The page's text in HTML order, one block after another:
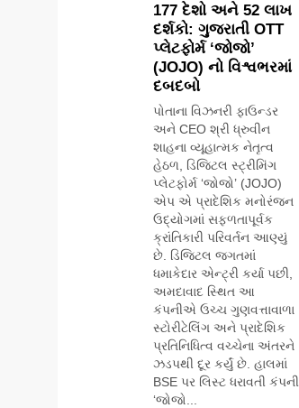
177 દેશો અને 52 લાખ
દર્શકો: ગુજરાતી OTT
પ્લેટફોર્મ ‘જોજો’
(JOJO) નો વિશ્વભરમાં
દબદબો
પોતાના વિઝનરી ફાઉન્ડર
અને CEO શ્રી ધ્રુવીન
શાહના વ્યૂહાત્મક નેતૃત્વ
હેઠળ, ડિજિટલ સ્ટ્રીમિંગ
પ્લેટફોર્મ ‘જોજો’ (JOJO)
એપ એ પ્રાદેશિક મનોરંજન
ઉદ્યોગમાં સફળતાપૂર્વક
ક્રાંતિકારી પરિવર્તન આણ્યું
છે. ડિજિટલ જગતમાં
ધમાકેદાર એન્ટ્રી કર્યા પછી,
અમદાવાદ સ્થિત આ
કંપનીએ ઉચ્ચ ગુણવત્તાવાળા
સ્ટોરીટેલિંગ અને પ્રાદેશિક
પ્રતિનિધિત્વ વચ્ચેના અંતરને
ઝડપથી દૂર કર્યું છે. હાલમાં
BSE પર લિસ્ટ ધરાવતી કંપની
‘જોજો...
ગ્લોબલ એક્સેલન્સ
ફોરમ દ્વારા નેશનલ
લીડરશિપ કોન્કલેવ
તથા ભારત સમ્માન
૨૦૨૬નો ભવ્ય અને
પ્રતિષ્ઠિત કાર્યક્રમ
નવી દિલ્હીમાં
સફળતાપૂર્વક
યોજાયો
BUSINESS
સેમસંગ વિશ્વ યુવા
કૌશલ્ય દિવસની
ઉજવણી કરે છે,
સેમસંગ દોસ્ત
કૌશલ્ય વિકાસ
કાર્યક્રમના 30
ટોચના પ્રતિભાશાળી
વિદ્યાર્થીઓનું
સન્માન કરે છે
BUSINESS CSR
આયુદા ઓર્ગેનિક્સ
દ્વારા ગુજરાતના 5
શહેરોમાં રિટેલ સ્ટોર્સ
અને ગીર ગાયના
વૈદિક વલોણા ઘી-
દૂધની શુદ્ધ સેવાઓ
સાથે વ્યાપક
વિસ્તરણ
BUSINESS
‘ગેટ સેટ ગો’ નું
પાવર-પેક્ડ ટ્રેલર
લોન્ચ: 7 ઓગસ્ટે
રિલીઝ થઈ રહેલ
ENTERTAINMENT